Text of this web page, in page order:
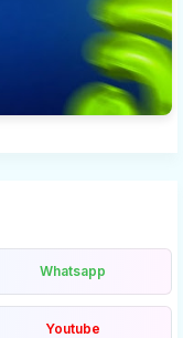
Whatsapp
Youtube